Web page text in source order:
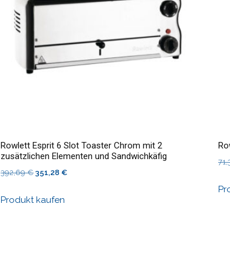
Rowlett Esprit 6 Slot Toaster Chrom mit 2
zusätzlichen Elementen und Sandwichkäfig
392,69€ Ursprünglicher
war:
351,28 €Aktueller
Produkt kaufen